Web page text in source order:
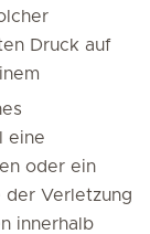
Druck auf
eine
oder ein
der Verletzung
innerhalb